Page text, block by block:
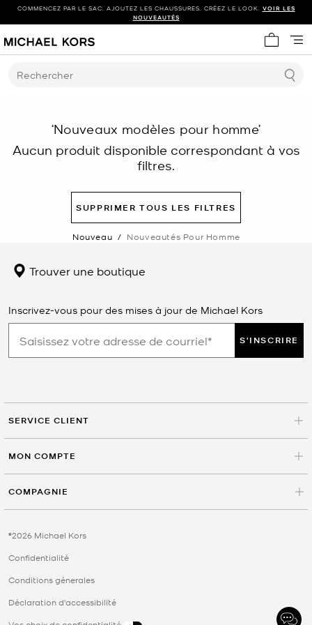
COMMENCEZ PAR LE SAC. AJOUTEZ LES CHAUSSURES. CRÉEZ LE LOOK. VOIR LES
NOUVEAUTÉS
Mon
Rechercher
‘Nouveaux modèles pour homme’
Aucun produit disponible correspondant à vos
filtres.
SUPPRIMER TOUS LES FILTRES
Nouveau / Nouveautés Pour Homme
Trouver une boutique
Inscrivez-vous pour des mises à jour de Michael Kors
S'INSCRIRE
SERVICE CLIENT
MON COMPTE
COMPAGNIE
©2026 Michael Kors
Confidentialité
Conditions génerales
Déclaration d'accessibilité